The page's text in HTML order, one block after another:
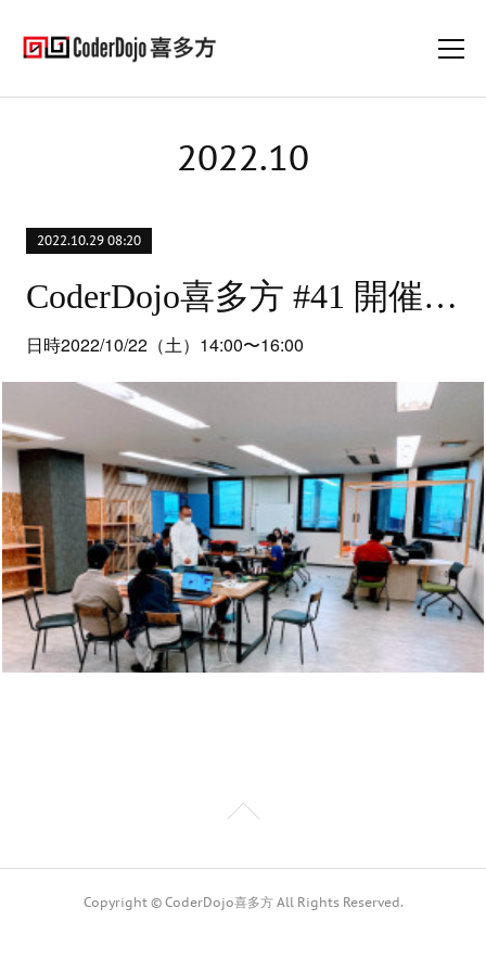
2022.10
2022.10.29 08:20
CoderDojo喜多方 #41 開催レポート
日時2022/10/22（土）14:00〜16:00
Copyright © CoderDojo喜多方 All Rights Reserved.